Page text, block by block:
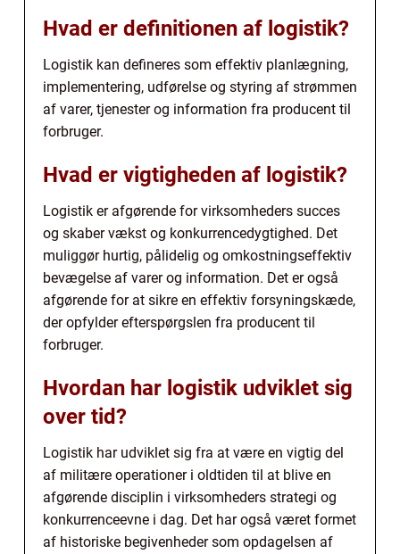
Hvad er definitionen af logistik?
Logistik kan defineres som effektiv planlægning,
implementering, udførelse og styring af strømmen
af varer, tjenester og information fra producent til
forbruger.
Hvad er vigtigheden af logistik?
Logistik er afgørende for virksomheders succes
og skaber vækst og konkurrencedygtighed. Det
muliggør hurtig, pålidelig og omkostningseffektiv
bevægelse af varer og information. Det er også
afgørende for at sikre en effektiv forsyningskæde,
der opfylder efterspørgslen fra producent til
forbruger.
Hvordan har logistik udviklet sig
over tid?
Logistik har udviklet sig fra at være en vigtig del
af militære operationer i oldtiden til at blive en
afgørende disciplin i virksomheders strategi og
konkurrenceevne i dag. Det har også været formet
af historiske begivenheder som opdagelsen af